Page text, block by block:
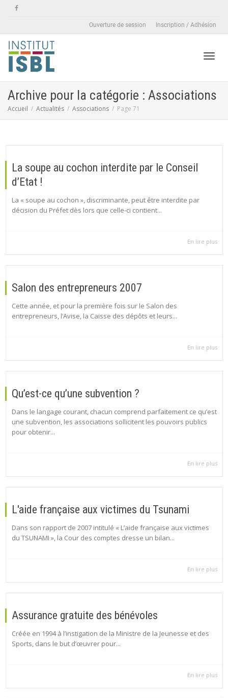
Ouverture de session Inscription / Adhésion
Archive pour la catégorie : Associations
Accueil Actualités Associations Page 71
La soupe au cochon interdite par le Conseil
d’Etat !
La « soupe au cochon », discriminante, peut être interdite par
décision du Préfet dès lors que celle-ci contient...
En lire plus
Salon des entrepreneurs 2007
Cette année, et pour la première fois sur le Salon des
entrepreneurs, l’Avise, la Caisse des dépôts et leurs...
En lire plus
Qu’est-ce qu’une subvention ?
Dans le langage courant, chacun comprend parfaitement ce qu’est
une subvention, les associations sollicitent les pouvoirs publics
pour obtenir...
En lire plus
L'aide française aux victimes du Tsunami
Dans son rapport de 2007 intitulé « L’aide française aux victimes
du TSUNAMI », la Cour des comptes dresse un bilan...
En lire plus
Assurance gratuite des bénévoles
Créée en 1994 à l’instigation de la Ministre de la Jeunesse et des
Sports, dans le but d’œuvrer pour...
En lire plus